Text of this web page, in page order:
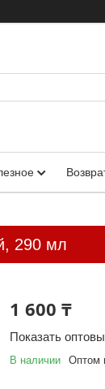
290 мл
1 600 ₸
Показать
В наличии Оптом